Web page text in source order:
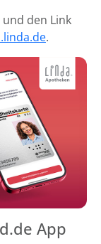
den Link
.
App